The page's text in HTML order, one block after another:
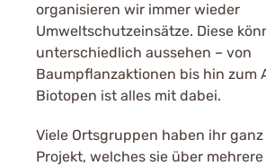
organisieren wir immer wieder
Umweltschutzeinsätze. Diese
unterschiedlich aussehen – von
Baumpflanzaktionen bis hin zum
Biotopen ist alles mit dabei.
Viele Ortsgruppen haben ihr
Projekt, welches sie über